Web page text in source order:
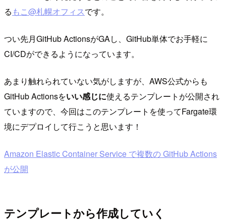
る もこ@札幌オフィスです。
つい先月GitHub ActionsがGAし、GitHub単体でお手軽に
CI/CDができるようになっています。
あまり触れられていない気がしますが、AWS公式からも
GitHub Actionsをいい感じに使えるテンプレートが公開され
ていますので、今回はこのテンプレートを使ってFargate環
境にデプロイして行こうと思います！
Amazon Elastic Container Service で複数の GitHub Actions
が公開
テンプレートから作成していく